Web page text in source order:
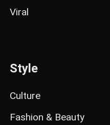
Viral
Style
Culture
Fashion & Beauty